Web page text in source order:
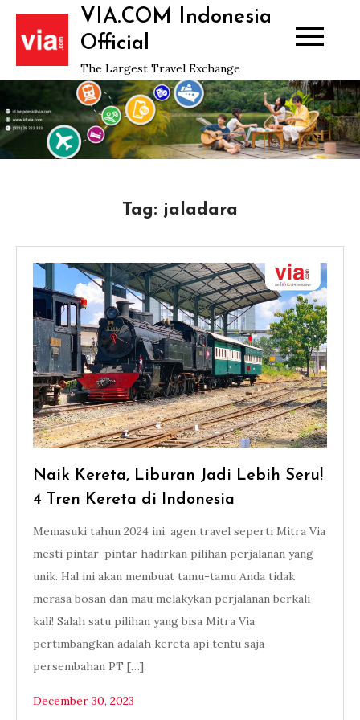
Skip
content
VIA.COM Indonesia
Official
The Largest Travel Exchange
Tag: jaladara
Naik Kereta, Liburan Jadi Lebih Seru!
4 Tren Kereta di Indonesia
Memasuki tahun 2024 ini, agen travel seperti Mitra Via
mesti pintar-pintar hadirkan pilihan perjalanan yang
unik. Hal ini akan membuat tamu-tamu Anda tidak
merasa bosan dan mau melakykan perjalanan berkali-
kali! Salah satu pilihan yang bisa Mitra Via
pertimbangkan adalah kereta api tentu saja
persembahan PT […]
December 30, 2023